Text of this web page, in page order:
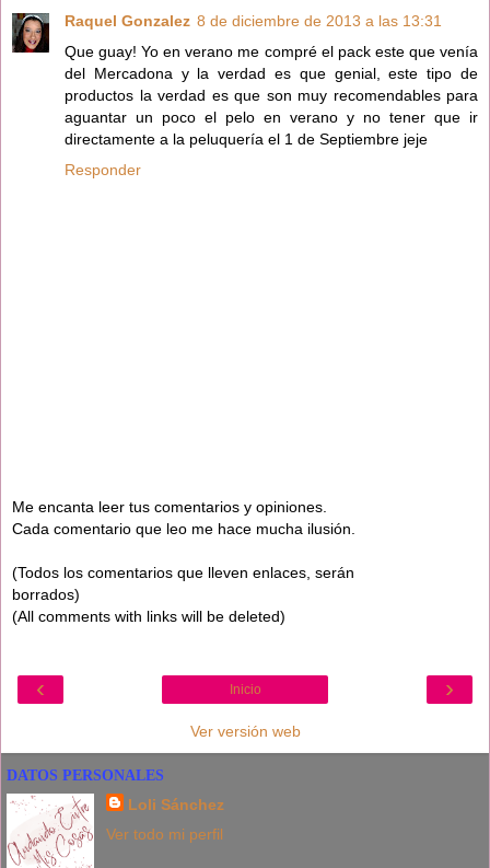
Raquel Gonzalez 8 de diciembre de 2013 a las 13:31
Que guay! Yo en verano me compré el pack este que venía
del Mercadona y la verdad es que genial, este tipo de
productos la verdad es que son muy recomendables para
aguantar un poco el pelo en verano y no tener que ir
directamente a la peluquería el 1 de Septiembre jeje
Responder
Me encanta leer tus comentarios y opiniones.
Cada comentario que leo me hace mucha ilusión.
(Todos los comentarios que lleven enlaces, serán
borrados)
(All comments with links will be deleted)
‹ ›
Inicio
Ver versión web
DATOS PERSONALES
Loli Sánchez
Ver todo mi perfil